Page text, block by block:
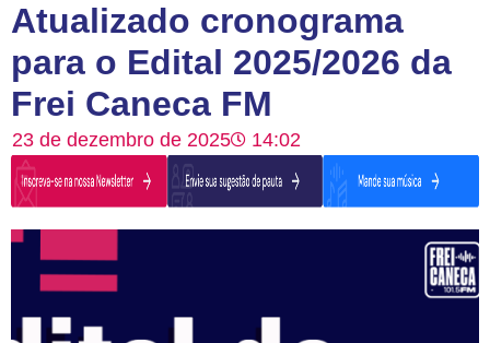
Atualizado cronograma
para o Edital 2025/2026 da
Frei Caneca FM
23 de dezembro de 2025 14:02